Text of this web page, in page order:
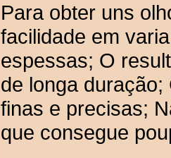
Para obter uns
facilidade em
espessas; O
de longa
finas e precisas;
que consegue